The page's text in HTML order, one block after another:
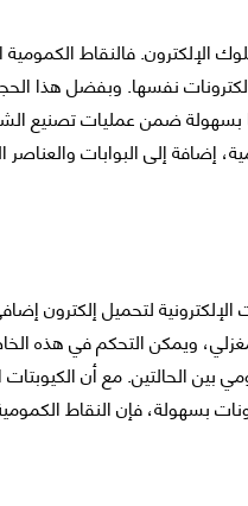
فالنقاط الكمومية
نفسها. وبفضل هذا
ضمن عمليات تصنيع
إضافة إلى البوابات والعناصر
لتحميل إلكترون
ويمكن التحكم في هذه
الحالتين. مع أن الكيوبتات
بسهولة، فإن النقاط